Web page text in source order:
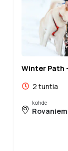
Winter Path
2 tuntia
kohde